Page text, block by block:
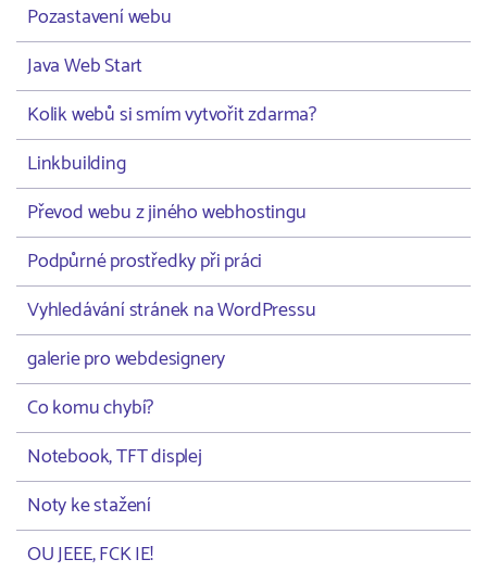
Pozastavení webu
Java Web Start
Kolik webů si smím vytvořit zdarma?
Linkbuilding
Převod webu z jiného webhostingu
Podpůrné prostředky při práci
Vyhledávání stránek na WordPressu
galerie pro webdesignery
Co komu chybí?
Notebook, TFT displej
Noty ke stažení
OU JEEE, FCK IE!